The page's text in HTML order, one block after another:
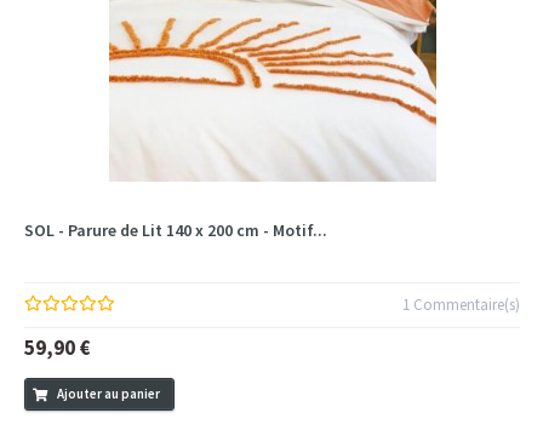
SOL - Parure de Lit 140 x 200 cm - Motif...
1 Commentaire(s)
59,90 €
Ajouter au panier